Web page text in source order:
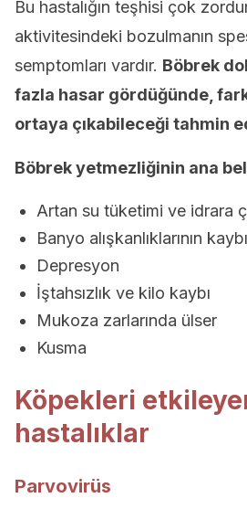
Bu hastalığın teşhisi çok
aktivitesindeki bozulmanın
semptomları vardır. Böbrek
fazla hasar gördüğünde,
ortaya çıkabileceği tahmin
Böbrek yetmezliğinin ana
Artan su tüketimi ve idrara
Banyo alışkanlıklarının kaybı
Depresyon
İştahsızlık ve kilo kaybı
Mukoza zarlarında ülser
Kusma
Köpekleri
hastalıklar
Parvovirüs